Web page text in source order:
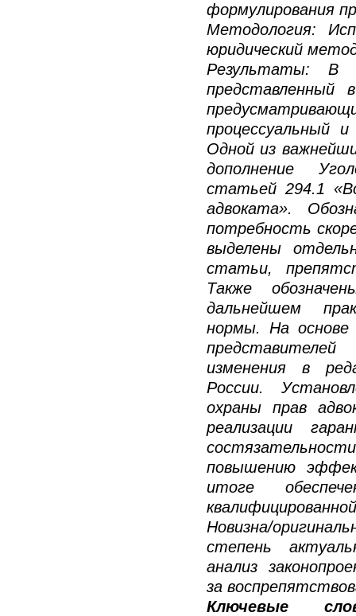
формулирования
Методология:
юридический
Результаты: В
процессуальный
Одной из
дополнение
статьей 294.1
адвоката».
потребность
выделены
статьи,
Также
дальнейшем
нормы. На основе
изменения в
России.
охраны прав
реализации
повышению
итоге
Новизна/
степень
анализ
за
Ключевые